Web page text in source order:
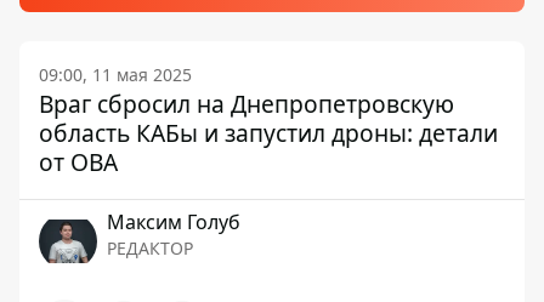
09:00, 11 мая 2025
Враг сбросил на Днепропетровскую
область КАБы и запустил дроны: детали
от ОВА
Максим Голуб
РЕДАКТОР